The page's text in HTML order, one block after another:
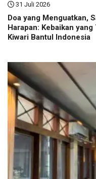
31 Juli 2026
Doa yang Menguatkan,
Harapan: Kebaikan
Kiwari Bantul Indonesia